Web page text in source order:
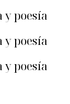
y poesía
y poesía
y poesía